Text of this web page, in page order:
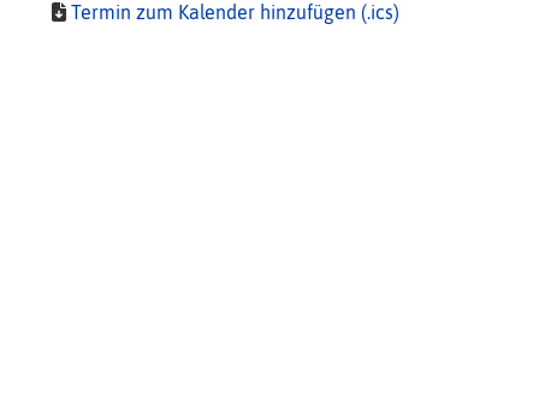
Termin zum Kalender hinzufügen (.ics)